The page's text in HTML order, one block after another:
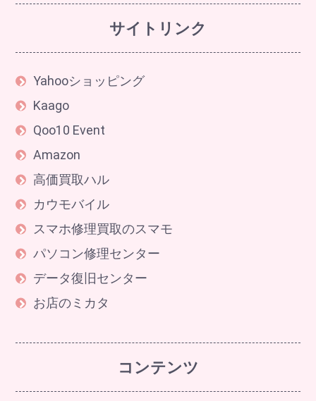
サイトリンク
Yahooショッピング
Kaago
Qoo10 Event
Amazon
高価買取ハル
カウモバイル
スマホ修理買取のスマモ
パソコン修理センター
データ復旧センター
お店のミカタ
コンテンツ